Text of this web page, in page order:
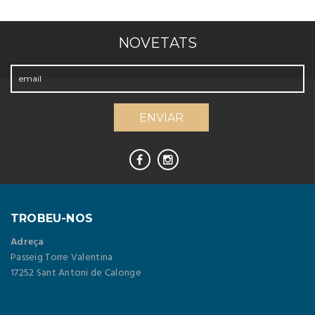
NOVETATS
TROBEU-NOS
Adreça
Passeig Torre Valentina
17252 Sant Antoni de Calonge